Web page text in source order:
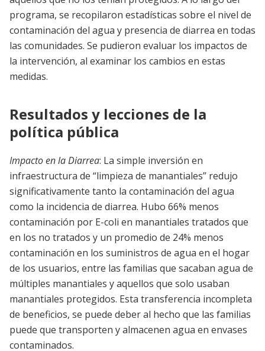
programa, se recopilaron estadísticas sobre el nivel de
contaminación del agua y presencia de diarrea en todas
las comunidades. Se pudieron evaluar los impactos de
la intervención, al examinar los cambios en estas
medidas.
Resultados y lecciones de la
política pública
Impacto en la Diarrea: La simple inversión en
infraestructura de “limpieza de manantiales” redujo
significativamente tanto la contaminación del agua
como la incidencia de diarrea. Hubo 66% menos
contaminación por E-coli en manantiales tratados que
en los no tratados y un promedio de 24% menos
contaminación en los suministros de agua en el hogar
de los usuarios, entre las familias que sacaban agua de
múltiples manantiales y aquellos que solo usaban
manantiales protegidos. Esta transferencia incompleta
de beneficios, se puede deber al hecho que las familias
puede que transporten y almacenen agua en envases
contaminados.